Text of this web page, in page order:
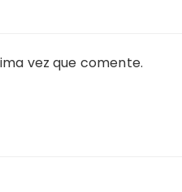
vez que comente.